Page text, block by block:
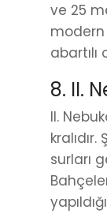
ve 25
8. II.
II.
surları